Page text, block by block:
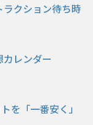
ラクション待ち時
カレンダー
を「一番安く」